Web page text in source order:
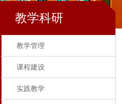
教学科研
教学管理
课程建设
实践教学